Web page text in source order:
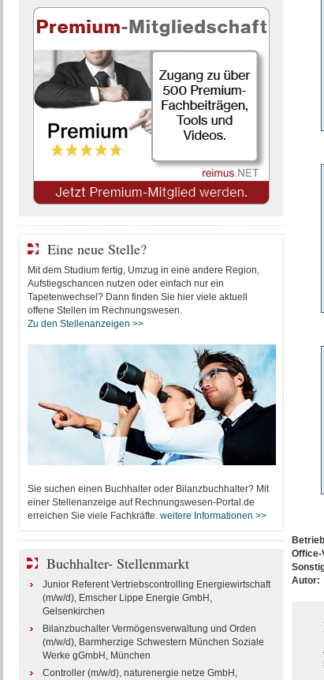
Office-
Autor:
Eine neue Stelle?
Mit dem Studium fertig, Umzug in eine andere Region,
Aufstiegschancen nutzen oder einfach nur ein
Tapetenwechsel? Dann finden Sie hier viele aktuell
offene Stellen im Rechnungswesen.
Zu den Stellenanzeigen >>
Sie suchen einen Buchhalter oder Bilanzbuchhalter? Mit
einer Stellenanzeige auf Rechnungswesen-Portal.de
erreichen Sie viele Fachkräfte. weitere Informationen >>
Buchhalter- Stellenmarkt
Junior Referent Vertriebscontrolling Energiewirtschaft
(m/w/d), Emscher Lippe Energie GmbH,
Gelsenkirchen
Bilanzbuchalter Vermögensverwaltung und Orden
(m/w/d), Barmherzige Schwestern München Soziale
Werke gGmbH, München
Controller (m/w/d), naturenergie netze GmbH,